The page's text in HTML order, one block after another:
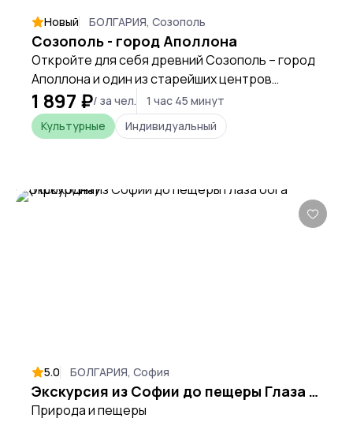
Новый БОЛГАРИЯ, Созополь
Созополь - город Аполлона
Откройте для себя древний Созополь – город
Аполлона и один из старейших центров
христианства на Балканах. Во время прогулки
по его узким улочкам мы увидим руины
средневековых храмов, архитектуру
живого города с богатой историей.
1 897 ₽/ за чел.
1 час 45 минут
Культурные
Индивидуальный
5.0 БОЛГАРИЯ, София
Экскурсия из Софии до пещеры Глаза бога (Проходна)
Природа и пещеры